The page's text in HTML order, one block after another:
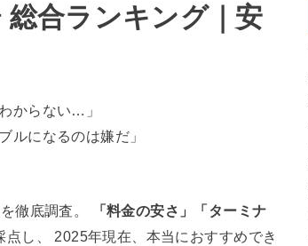
総合ランキング｜安
からない…」
ルになるのは嫌だ」
徹底調査。
「料金の安さ」「ターミナ
点し、 2025年現在、本当におすすめでき